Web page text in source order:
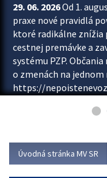
29. 06. 2026Od 1.
praxe nové pravidlá
ktoré radikálne znížia
cestnej premávke a
systému PZP.
o zmenách na
https://
asociácie poisťovní
Viac
Úvodná stránka MV SR